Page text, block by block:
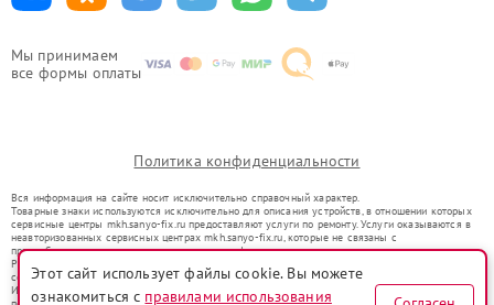
Мы принимаем
все формы оплаты
Политика конфиденциальности
Вся информация на сайте носит исключительно справочный характер.
Товарные знаки используются исключительно для описания устройств, в отношении которых
сервисные центры mkh.sanyo-fix.ru предоставляют услуги по ремонту. Услуги оказываются в
неавторизованных сервисных центрах mkh.sanyo-fix.ru, которые не связаны с
правообладателями товарных знаков или их официальными представителями.
Ремонт осуществляется для устройств, уже введенных в гражданский оборот в соответствии
со статьей 1487 ГК РФ.
Использование товарных знаков не преследует цели индивидуализации услуг или введения
Этот сайт использует файлы cookie. Вы можете
ознакомиться с правилами использования